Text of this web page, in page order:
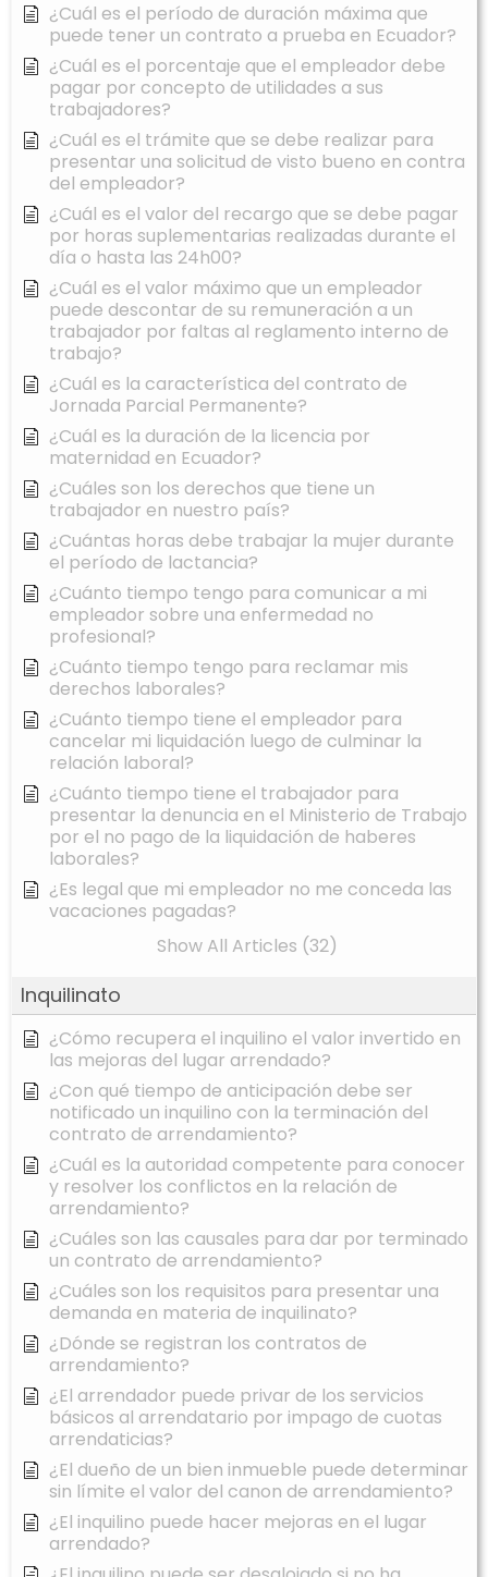
¿Cuál es el período de duración máxima que
puede tener un contrato a prueba en Ecuador?
¿Cuál es el porcentaje que el empleador debe
pagar por concepto de utilidades a sus
trabajadores?
¿Cuál es el trámite que se debe realizar para
presentar una solicitud de visto bueno en contra
del empleador?
¿Cuál es el valor del recargo que se debe pagar
por horas suplementarias realizadas durante el
día o hasta las 24h00?
¿Cuál es el valor máximo que un empleador
puede descontar de su remuneración a un
trabajador por faltas al reglamento interno de
trabajo?
¿Cuál es la característica del contrato de
Jornada Parcial Permanente?
¿Cuál es la duración de la licencia por
maternidad en Ecuador?
¿Cuáles son los derechos que tiene un
trabajador en nuestro país?
¿Cuántas horas debe trabajar la mujer durante
el período de lactancia?
¿Cuánto tiempo tengo para comunicar a mi
empleador sobre una enfermedad no
profesional?
¿Cuánto tiempo tengo para reclamar mis
derechos laborales?
¿Cuánto tiempo tiene el empleador para
cancelar mi liquidación luego de culminar la
relación laboral?
¿Cuánto tiempo tiene el trabajador para
presentar la denuncia en el Ministerio de Trabajo
por el no pago de la liquidación de haberes
laborales?
¿Es legal que mi empleador no me conceda las
vacaciones pagadas?
Show All Articles (32)
Inquilinato
¿Cómo recupera el inquilino el valor invertido en
las mejoras del lugar arrendado?
¿Con qué tiempo de anticipación debe ser
notificado un inquilino con la terminación del
contrato de arrendamiento?
¿Cuál es la autoridad competente para conocer
y resolver los conflictos en la relación de
arrendamiento?
¿Cuáles son las causales para dar por terminado
un contrato de arrendamiento?
¿Cuáles son los requisitos para presentar una
demanda en materia de inquilinato?
¿Dónde se registran los contratos de
arrendamiento?
¿El arrendador puede privar de los servicios
básicos al arrendatario por impago de cuotas
arrendaticias?
¿El dueño de un bien inmueble puede determinar
sin límite el valor del canon de arrendamiento?
¿El inquilino puede hacer mejoras en el lugar
arrendado?